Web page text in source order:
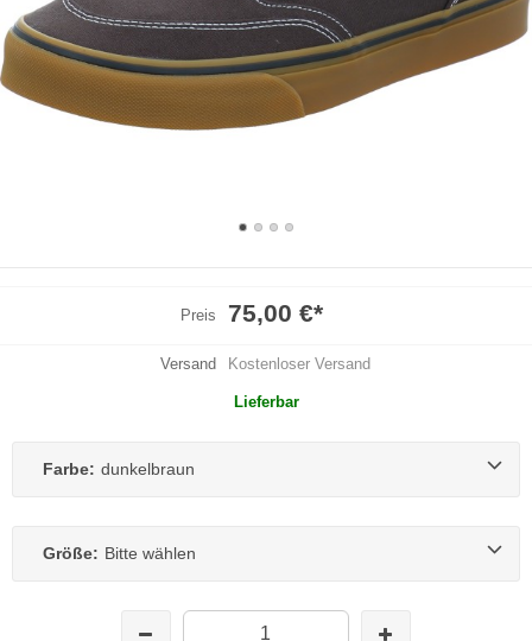
Preis 75,00 €*
Versand Kostenloser Versand
Lieferbar
Farbe: dunkelbraun
Größe: Bitte wählen